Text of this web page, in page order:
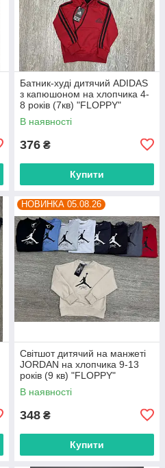
Батник-худі дитячий ADIDAS
з капюшоном на хлопчика 4-
8 років (7кв) "FLOPPY"
недорого від прямого
постачальника
В наявності
376 ₴
Купити
НОВИНКА 05.08.26
Світшот дитячий на манжеті
JORDAN на хлопчика 9-13
років (9 кв) "FLOPPY"
недорого від прямого
постачальника
В наявності
348 ₴
Купити